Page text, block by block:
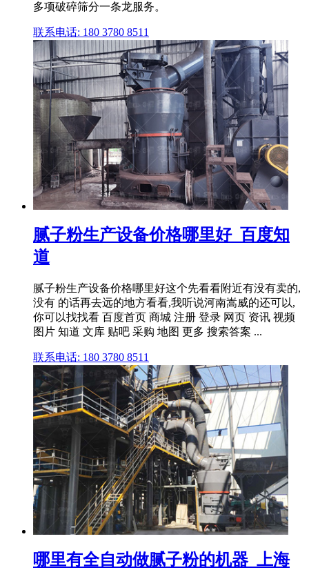
多项破碎筛分一条龙服务。
联系电话: 180 3780 8511
腻子粉生产设备价格哪里好_百度知
道
腻子粉生产设备价格哪里好这个先看看附近有没有卖的,
没有 的话再去远的地方看看,我听说河南嵩威的还可以,
你可以找找看 百度首页 商城 注册 登录 网页 资讯 视频
图片 知道 文库 贴吧 采购 地图 更多 搜索答案 ...
联系电话: 180 3780 8511
哪里有全自动做腻子粉的机器_上海